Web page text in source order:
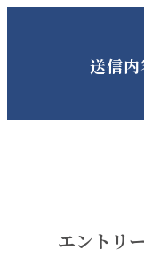
送信内
エントリ